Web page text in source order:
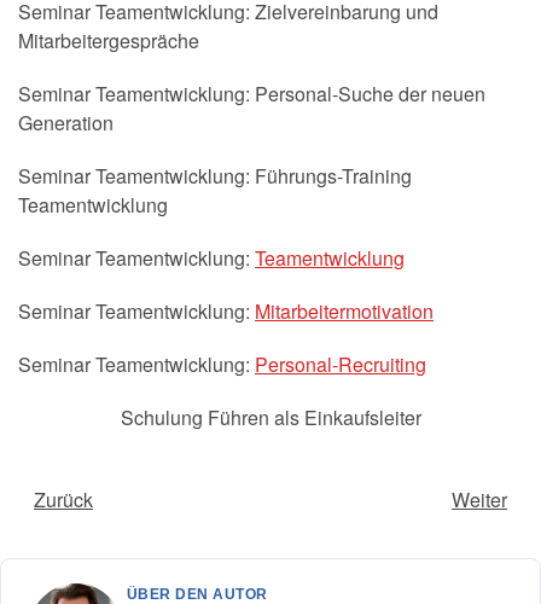
Seminar Teamentwicklung: Zielvereinbarung und
Mitarbeitergespräche
Seminar Teamentwicklung: Personal-Suche der neuen
Generation
Seminar Teamentwicklung: Führungs-Training
Teamentwicklung
Seminar Teamentwicklung: Teamentwicklung
Seminar Teamentwicklung: Mitarbeitermotivation
Seminar Teamentwicklung: Personal-Recruiting
Schulung Führen als Einkaufsleiter
Zurück Weiter
ÜBER DEN AUTOR